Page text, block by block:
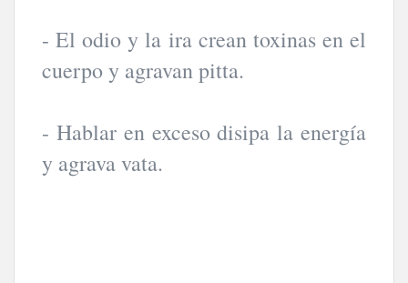
- El odio y la ira crean toxinas en el
cuerpo y agravan pitta.
- Hablar en exceso disipa la energía
y agrava vata.